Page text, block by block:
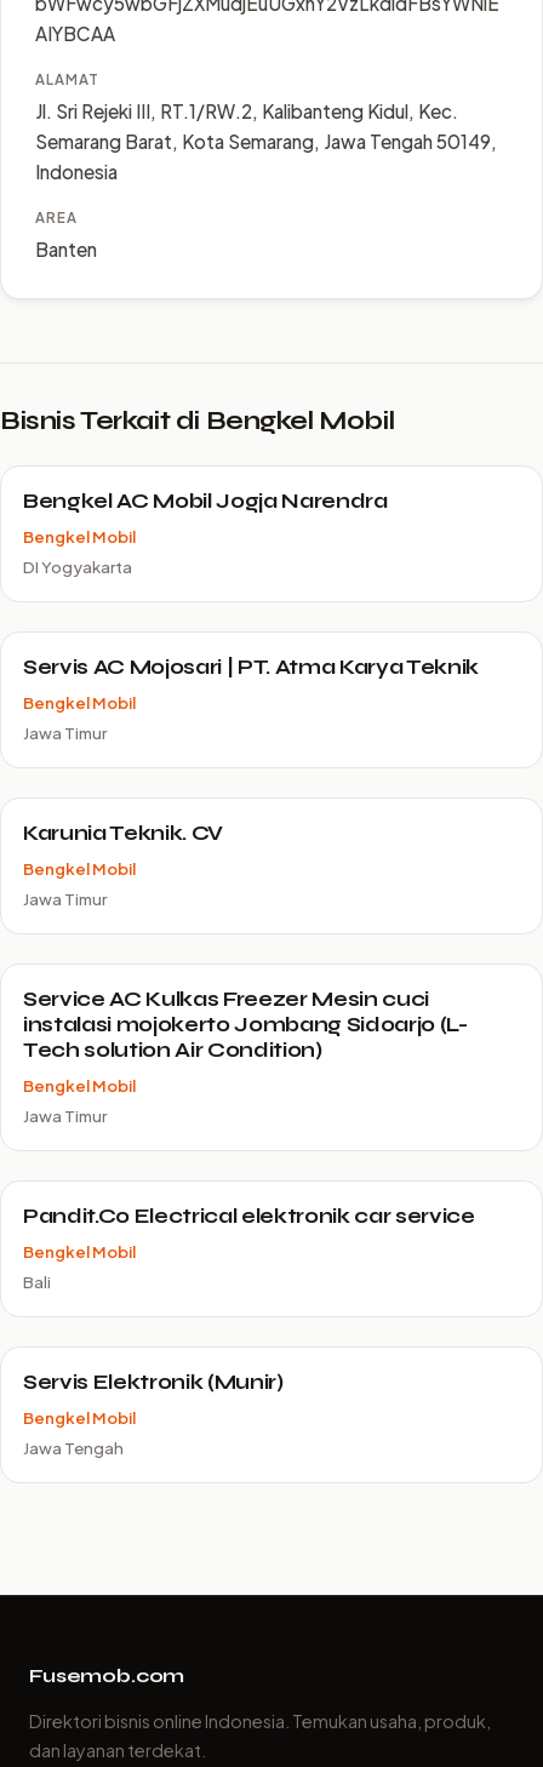
AIYBCAA
ALAMAT
Jl. Sri Rejeki III, RT.1/RW.2, Kalibanteng Kidul, Kec.
Semarang Barat, Kota Semarang, Jawa Tengah 50149,
Indonesia
AREA
Banten
Bisnis Terkait di Bengkel Mobil
Bengkel AC Mobil Jogja Narendra
Bengkel Mobil
DI Yogyakarta
Servis AC Mojosari | PT. Atma Karya Teknik
Bengkel Mobil
Jawa Timur
Karunia Teknik. CV
Bengkel Mobil
Jawa Timur
Service AC Kulkas Freezer Mesin cuci
instalasi mojokerto Jombang Sidoarjo (L-
Tech solution Air Condition)
Bengkel Mobil
Jawa Timur
Pandit.Co Electrical elektronik car service
Bengkel Mobil
Bali
Servis Elektronik (Munir)
Bengkel Mobil
Jawa Tengah
Fusemob.com
Direktori bisnis online Indonesia. Temukan usaha, produk,
dan layanan terdekat.